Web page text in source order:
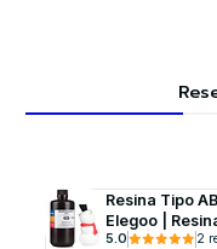
Resina Tipo
Elegoo |
5.0